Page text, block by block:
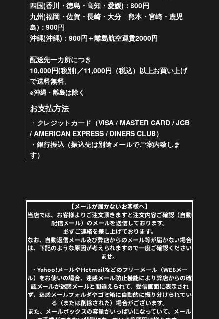
四国(香川・徳島・高知・愛媛)：800円
九州(福岡・佐賀・長崎・大分 熊本・宮崎・鹿児
島)：900円
沖縄(沖縄)：900円＋離島航空運賃2000円
配送先一カ所につき
10,000円(税別)／11,000円（税込）以上お買い上げ
で送料無料。
※沖縄・離島は除く
お支払方法
・クレジットカード（VISA / MASTER CARD / JCB
/ AMERICAN EXPRESS / DINERS CLUB）
・銀行振込（振込先は別途メールでご案内致しま
す）
【メールが届かないお客様へ】
当店では、お客様よりご注文頂きますと注文内容ご確認（自動
配信メール）のメールを送信しております。
必ずご連絡を差し上げております。
なお、自動返信メール及び弊店からのメール等が届かない場合
は、下記のような原因が考えられますので一度ご確認ください
ませ。
・Yahoo!メールやHotmailなどのフリーメール（WEBメー
ル）をお使いの場合、迷惑メール防止機能により弊店からの確
認メールが迷惑メールと間違えられて、受信画面に表示され
ず、迷惑メールフォルダやゴミ箱に自動的に振り分けられてい
る（または削除された）場合がございます。
また、メールボックスの容量がいっぱいになっていて、メール